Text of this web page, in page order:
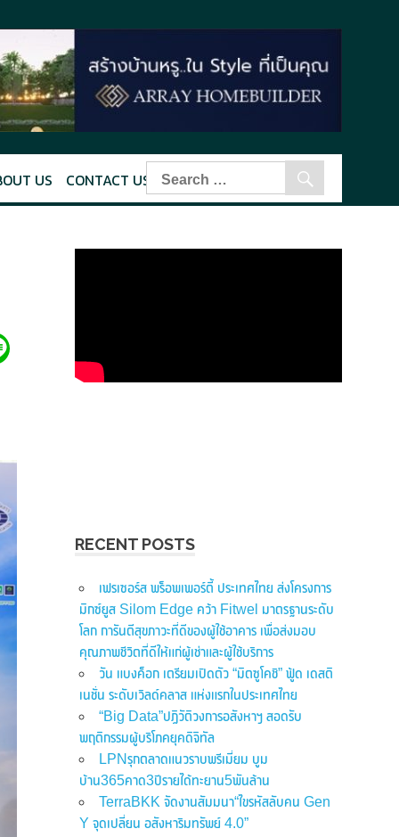
US CONTACT US
RECENT POSTS
เฟรเซอร์ส พร็อพเพอร์ตี้ ประเทศไทย ส่งโครงการ
มิกซ์ยูส Silom Edge คว้า Fitwel มาตรฐานระดับ
โลก การันตีสุขภาวะที่ดีของผู้ใช้อาคาร เพื่อส่งมอบ
คุณภาพชีวิตที่ดีให้แก่ผู้เช่าและผู้ใช้บริการ
วัน แบงค็อก เตรียมเปิดตัว “มิตซูโคชิ” ฟู้ด เดสติ
เนชั่น ระดับเวิลด์คลาส แห่งแรกในประเทศไทย
“Big Data”ปฏิวัติวงการอสังหาฯ สอดรับ
พฤติกรรมผู้บริโภคยุคดิจิทัล
LPNรุกตลาดแนวราบพรีเมี่ยม บูม
บ้าน365คาด3ปีรายได้ทะยาน5พันล้าน
TerraBKK จัดงานสัมมนา“ไขรหัสลับคน Gen
Y จุดเปลี่ยน อสังหาริมทรัพย์ 4.0”